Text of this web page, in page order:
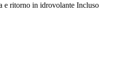
e ritorno in idrovolante Incluso